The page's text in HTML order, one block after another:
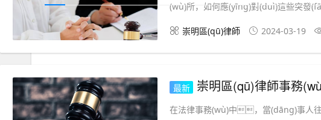
(wù)所，如何應(yīng)對(duì)這些突發
崇明區(qū)律師 2024-03-19
最新 崇明區(qū)律師事務(wù)所解析
在法律事務(wù)中，當(dāng)事人